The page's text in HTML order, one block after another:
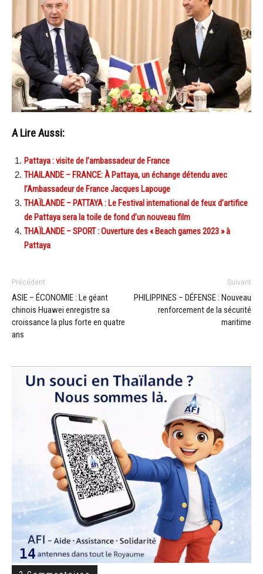
A Lire Aussi:
Pattaya : visite de l’ambassadeur de France
THAILANDE – FRANCE: À Pattaya, un échange détendu avec
l’Ambassadeur de France Jacques Lapouge
THAÏLANDE – PATTAYA : Le Festival international de feux d’artifice
de Pattaya sera la toile de fond d’un nouveau film
THAÏLANDE – SPORT : Ouverture des « Beach games 2023 » à
Pattaya
Précédent
ASIE – ÉCONOMIE : Le géant
chinois Huawei enregistre sa
croissance la plus forte en quatre
ans
Suivant
PHILIPPINES – DÉFENSE : Nouveau
renforcement de la sécurité
maritime